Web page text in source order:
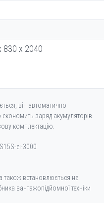
830 х 2040
він автоматично
заряд акумуляторів.
комплектацію.
ei-3000
також встановлюється на
вантажопідйомної техніки